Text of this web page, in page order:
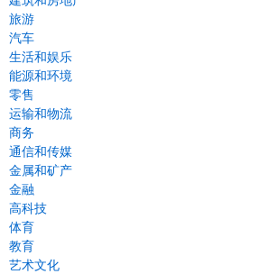
旅游
汽车
生活和娱乐
能源和环境
零售
运输和物流
商务
通信和传媒
金属和矿产
金融
高科技
体育
教育
艺术文化